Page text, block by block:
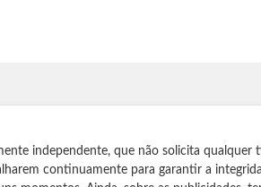
independente, que não solicita qualquer
continuamente para garantir a